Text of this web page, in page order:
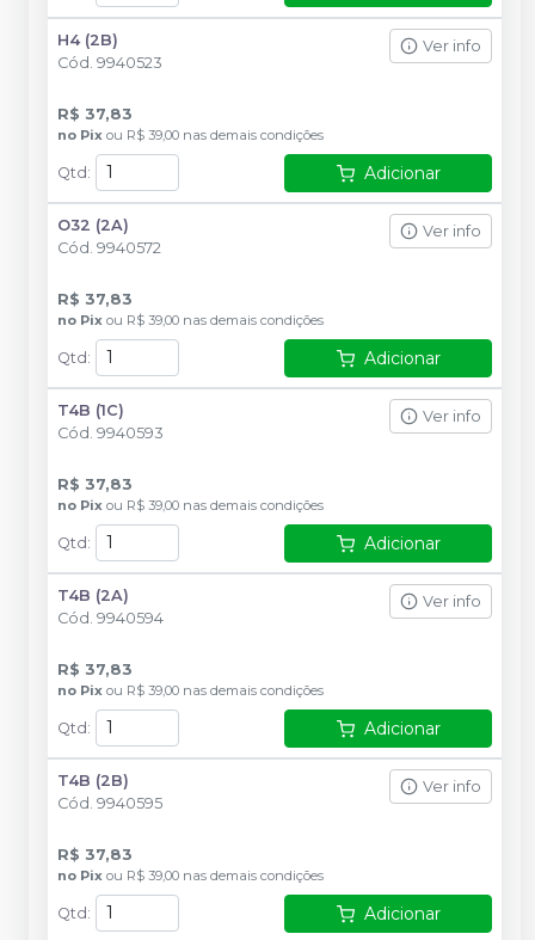
H4 (2B)
Cód. 9940523
Ver info
R$ 37,83
no Pix ou R$ 39,00 nas demais condições
Qtd : Adicionar
O32 (2A)
Cód. 9940572
Ver info
R$ 37,83
no Pix ou R$ 39,00 nas demais condições
Qtd : Adicionar
T4B (1C)
Cód. 9940593
Ver info
R$ 37,83
no Pix ou R$ 39,00 nas demais condições
Qtd : Adicionar
T4B (2A)
Cód. 9940594
Ver info
R$ 37,83
no Pix ou R$ 39,00 nas demais condições
Qtd : Adicionar
T4B (2B)
Cód. 9940595
Ver info
R$ 37,83
no Pix ou R$ 39,00 nas demais condições
Qtd: Adicionar